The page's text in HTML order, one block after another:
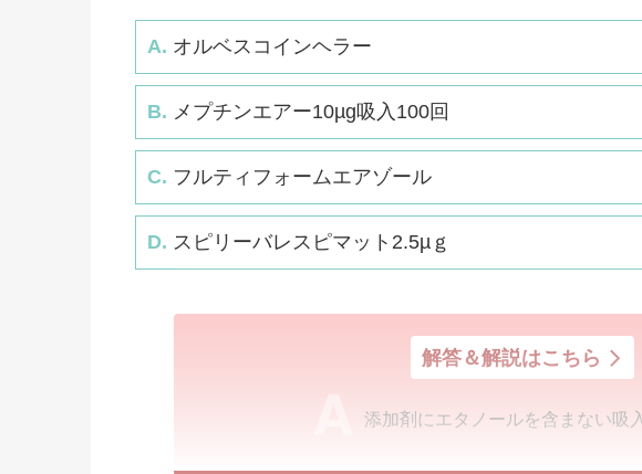
A. オルベスコインヘラー
B. メプチンエアー10µg吸入100回
C. フルティフォームエアゾール
D. スピリーバレスピマット2.5µｇ
解答＆解説はこちら
添加剤にエタノールを含まない吸